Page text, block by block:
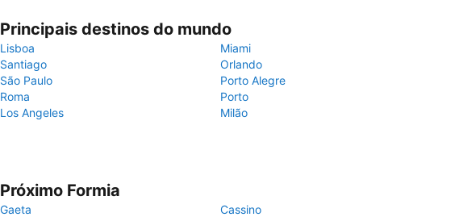
Principais destinos do mundo
Lisboa
Miami
Santiago
Orlando
São Paulo
Porto Alegre
Roma
Porto
Los Angeles
Milão
Próximo Formia
Gaeta Cassino